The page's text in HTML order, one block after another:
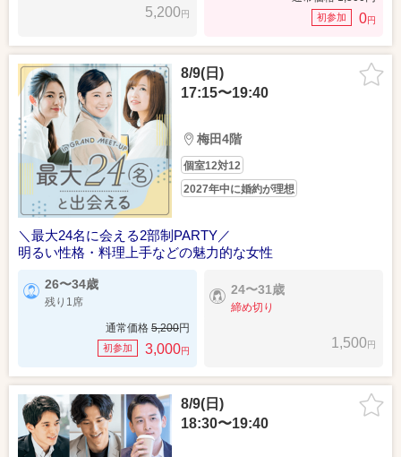
5,200円 初参加 0円
8/9(日)
17:15〜19:40
梅田4階
個室12対12
2027年中に婚約が理想
＼最大24名に会える2部制PARTY／
明るい性格・料理上手などの魅力的な女性
26〜34歳
残り1席
通常価格 5,200円
初参加 3,000円
24〜31歳
締め切り
1,500円
8/9(日)
18:30〜19:40